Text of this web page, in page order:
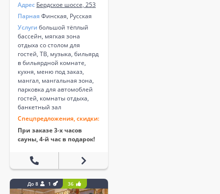
Адрес Бердское шоссе, 253
Парная Финская, Русская
Услуги большой тёплый
бассейн, мягкая зона
отдыха со столом для
гостей, ТВ, музыка, бильярд
в бильярдной комнате,
кухня, меню под заказ,
мангал, мангальная зона,
парковка для автомоблей
гостей, комнаты отдыха,
банкетный зал
Спецпредложения, скидки:
При заказе 3-х часов
сауны, 4-й час в подарок!
До 8 1 36